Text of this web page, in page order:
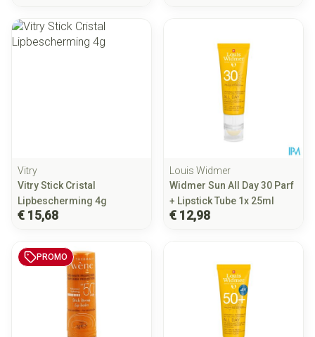
Vitry
Vitry Stick Cristal
Lipbescherming 4g
€ 15,68
Louis Widmer
Widmer Sun All Day 30 Parf
+ Lipstick Tube 1x 25ml
€ 12,98
PROMO